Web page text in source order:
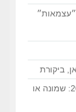
לפרס אופיר 2026: ״עצמאות״
ביקורת
פסטיבל הקולנוע בירושלים 2026: שמונה או